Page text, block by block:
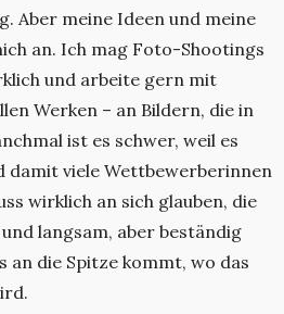
Aber meine Ideen und meine
an. Ich mag Foto-Shootings
und arbeite gern mit
Werken – an Bildern, die in
ist es schwer, weil es
damit viele Wettbewerberinnen
wirklich an sich glauben, die
langsam, aber beständig
an die Spitze kommt, wo das